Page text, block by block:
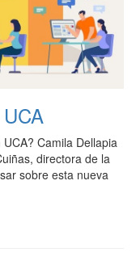
Camila Dellapia
directora de la
sobre esta nueva